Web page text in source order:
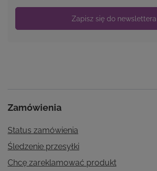
Zapisz się do newslettera
Zamówienia
Status zamówienia
Śledzenie przesyłki
Chcę zareklamować produkt